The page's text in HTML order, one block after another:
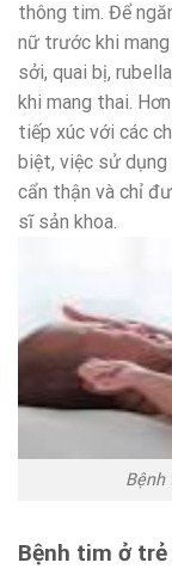
thông tim. Để
nữ trước khi
sởi, quai bị,
khi mang thai.
tiếp xúc với các
biệt, việc sử
cẩn thận và chỉ
sĩ sản khoa.
Bệnh
Bệnh tim ở